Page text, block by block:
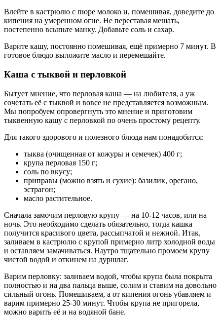
Влейте в кастрюлю с пюре молоко и, помешивая, доведите до
кипения на умеренном огне. Не переставая мешать,
постепенно всыпьте манку. Добавьте соль и сахар.
Варите кашу, постоянно помешивая, ещё примерно 7 минут. В
готовое блюдо выложите масло и перемешайте.
Каша с тыквой и перловкой
Бытует мнение, что перловая каша — на любителя, а уж
сочетать её с тыквой и вовсе не представляется возможным.
Мы попробуем опровергнуть это мнение и приготовим
тыквенную кашу с перловкой по очень простому рецепту.
Для такого здорового и полезного блюда нам понадобится:
тыква (очищенная от кожуры и семечек) 400 г;
крупа перловая 150 г;
соль по вкусу;
приправы (можно взять и сухие): базилик, орегано,
эстрагон;
масло растительное.
Сначала замочим перловую крупу — на 10-12 часов, или на
ночь. Это необходимо сделать обязательно, тогда кашка
получится красивого цвета, рассыпчатой и нежной. Итак,
заливаем в кастрюлю с крупой примерно литр холодной воды
и оставляем замачиваться. Наутро тщательно промоем крупу
чистой водой и откинем на дуршлаг.
Варим перловку: заливаем водой, чтобы крупа была покрыта
полностью и на два пальца выше, солим и ставим на довольно
сильный огонь. Помешиваем, а от кипения огонь убавляем и
варим примерно 25-30 минут. Чтобы крупа не пригорела,
можно варить её и на водяной бане.